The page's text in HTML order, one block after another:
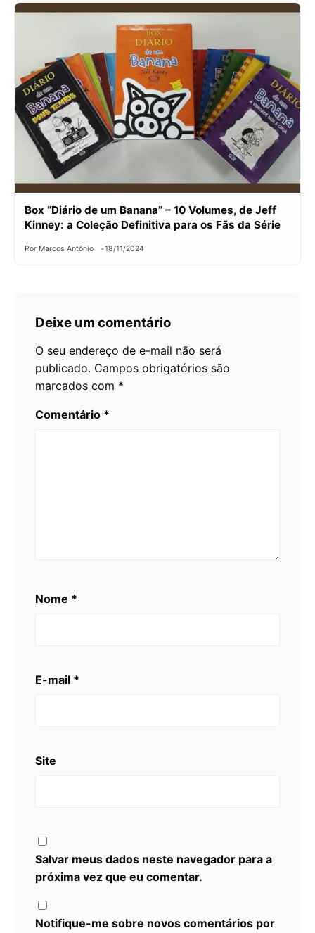
Box “Diário de um Banana” – 10 Volumes, de Jeff
Kinney: a Coleção Definitiva para os Fãs da Série
Por Marcos Antônio 18/11/2024
Deixe um comentário
O seu endereço de e-mail não será
publicado. Campos obrigatórios são
marcados com *
Comentário *
Nome *
E-mail *
Site
Salvar meus dados neste navegador para a
próxima vez que eu comentar.
Notifique-me sobre novos comentários por